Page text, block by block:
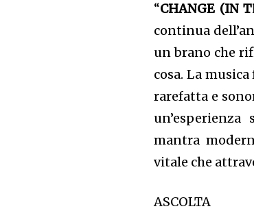
“CHANGE (IN
continua
un brano che
cosa. La
rarefatta e
mantra
vitale che